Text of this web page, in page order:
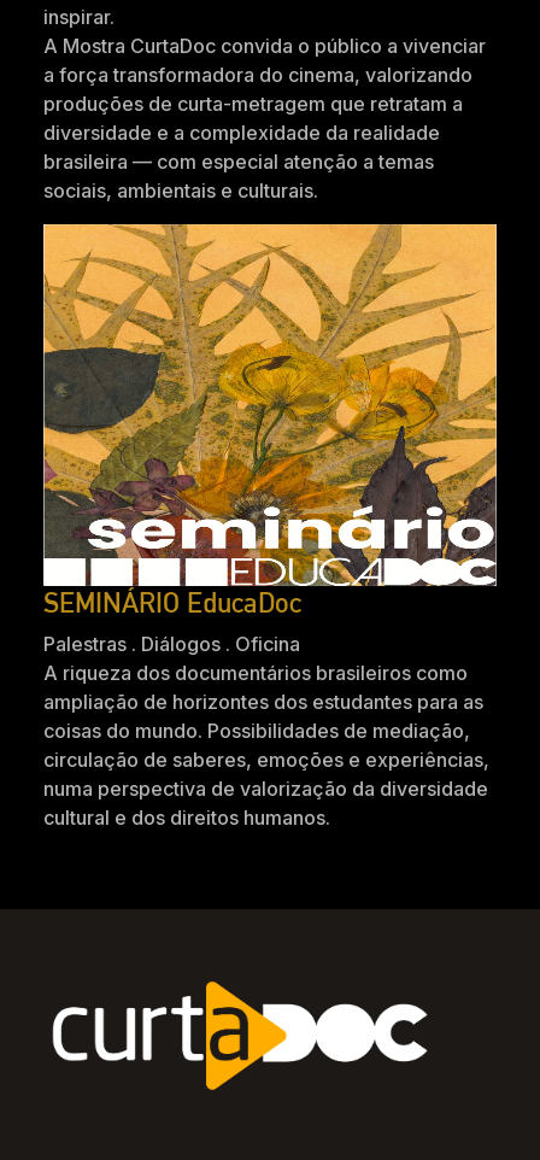
inspirar.
A Mostra CurtaDoc convida o público a vivenciar
a força transformadora do cinema, valorizando
produções de curta-metragem que retratam a
diversidade e a complexidade da realidade
brasileira — com especial atenção a temas
sociais, ambientais e culturais.
SEMINÁRIO EducaDoc
Palestras . Diálogos . Oficina
A riqueza dos documentários brasileiros como
ampliação de horizontes dos estudantes para as
coisas do mundo. Possibilidades de mediação,
circulação de saberes, emoções e experiências,
numa perspectiva de valorização da diversidade
cultural e dos direitos humanos.